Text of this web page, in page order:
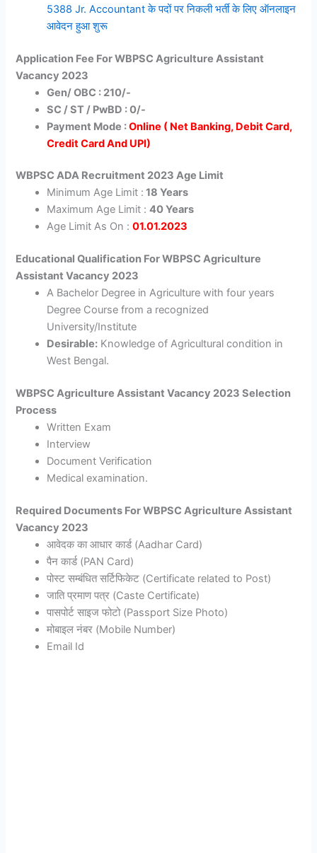
5388 Jr. Accountant के पदों पर निकली भर्ती के लिए ऑनलाइन
आवेदन हुआ शुरू
Application Fee For WBPSC Agriculture Assistant
Vacancy 2023
Gen/ OBC : 210/-
SC / ST / PwBD : 0/-
Payment Mode :Online ( Net Banking, Debit Card,
Credit Card And UPI)
WBPSC ADA Recruitment 2023 Age Limit
Minimum Age Limit : 18 Years
Maximum Age Limit :40 Years
Age Limit As On :01.01.2023
Educational Qualification For WBPSC Agriculture
Assistant Vacancy 2023
A Bachelor Degree in Agriculture with four years
Degree Course from a recognized
University/Institute
Desirable: Knowledge of Agricultural condition in
West Bengal.
WBPSC Agriculture Assistant Vacancy 2023 Selection
Process
Written Exam
Interview
Document Verification
Medical examination.
Required Documents For WBPSC Agriculture Assistant
Vacancy 2023
आवेदक का आधार कार्ड (Aadhar Card)
पैन कार्ड (PAN Card)
पोस्ट सम्बंधित सर्टिफिकेट (Certificate related to Post)
जाति प्रमाण पत्र (Caste Certificate)
पासपोर्ट साइज फोटो (Passport Size Photo)
मोबाइल नंबर (Mobile Number)
Email Id